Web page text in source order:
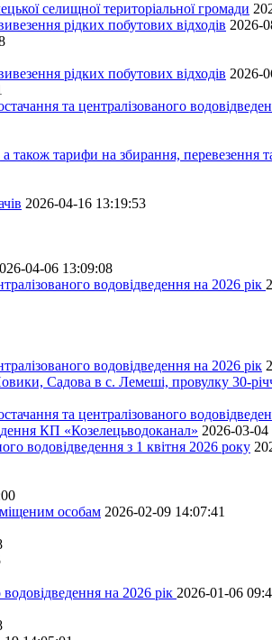
селищної територіальної громади
рідких побутових відходів 2026-
рідких побутових відходів 2026-
та централізованого
тарифи на збирання, перевезення
2026-04-16 13:19:53
04-06 13:09:08
водовідведення на 2026 рік
водовідведення на 2026 рік
Садова в с. Лемеші, провулку 30-
та централізованого
КП «Козелецьводоканал» 2026-03-04
водовідведення з 1 квітня 2026 року
особам 2026-02-09 14:07:41
на 2026 рік 2026-01-06